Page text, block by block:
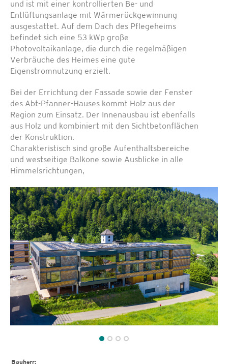
und ist mit einer kontrollierten Be- und
Entlüftungsanlage mit Wärmerückgewinnung
ausgestattet. Auf dem Dach des Pflegeheims
befindet sich eine 53 kWp große
Photovoltaikanlage, die durch die regelmäßigen
Verbräuche des Heimes eine gute
Eigenstromnutzung erzielt.
Bei der Errichtung der Fassade sowie der Fenster
des Abt-Pfanner-Hauses kommt Holz aus der
Region zum Einsatz. Der Innenausbau ist ebenfalls
aus Holz und kombiniert mit den Sichtbetonflächen
der Konstruktion.
Charakteristisch sind große Aufenthaltsbereiche
und westseitige Balkone sowie Ausblicke in alle
Himmelsrichtungen,
Bauherr: